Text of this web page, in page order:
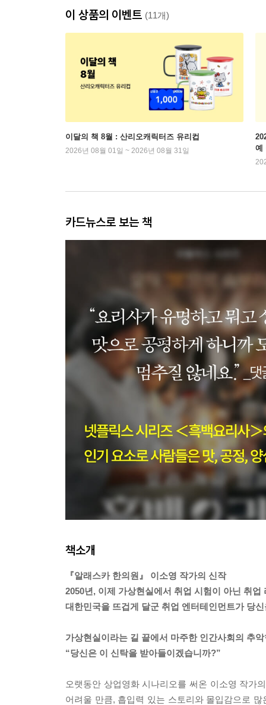
이 상품의 이벤트 (11개)
이달의 책 8월 : 산리오캐릭터즈 유리컵
2026년 08월 01일 ~ 2026년 08월 31일
예
카드뉴스로 보는 책
책소개
『알래스카 한의원』 이소영 작가의 신작
2050년, 이제 가상현실에서 취업 시험이 아닌 취업
대한민국을 뜨겁게 달군 취업 엔터테인먼트가 당
가상현실이라는 길 끝에서 마주한 인간사회의 추
“당신은 이 신탁을 받아들이겠습니까?”
오랫동안 상업영화 시나리오를 써온 이소영 작가
어려울 만큼, 흡입력 있는 스토리와 몰입감으로